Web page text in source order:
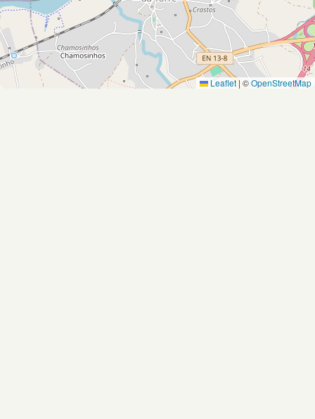
Leaflet | ©OpenStreetMap